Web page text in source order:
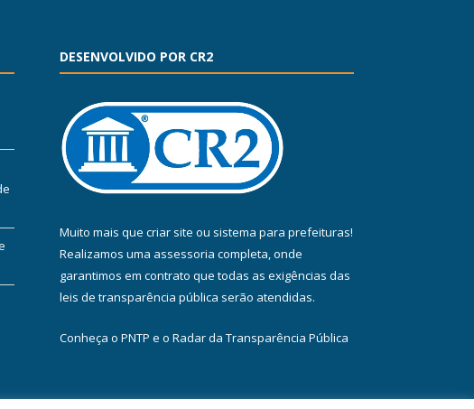
DESENVOLVIDO POR CR2
Muito mais que criar site ou sistema para prefeituras!
Realizamos uma assessoria completa, onde
garantimos em contrato que todas as exigências das
leis de transparência pública serão atendidas.
Conheça o PNTP e o Radar da Transparência Pública